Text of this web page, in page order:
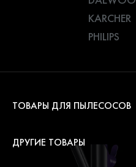
KARCHER
PHILIPS
ТОВАРЫ ДЛЯ ПЫЛЕСОСОВ
ДРУГИЕ ТОВАРЫ